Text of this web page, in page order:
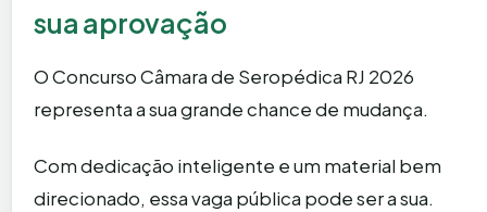
sua aprovação
O Concurso Câmara de Seropédica RJ 2026
representa a sua grande chance de mudança.
Com dedicação inteligente e um material bem
direcionado, essa vaga pública pode ser a sua.